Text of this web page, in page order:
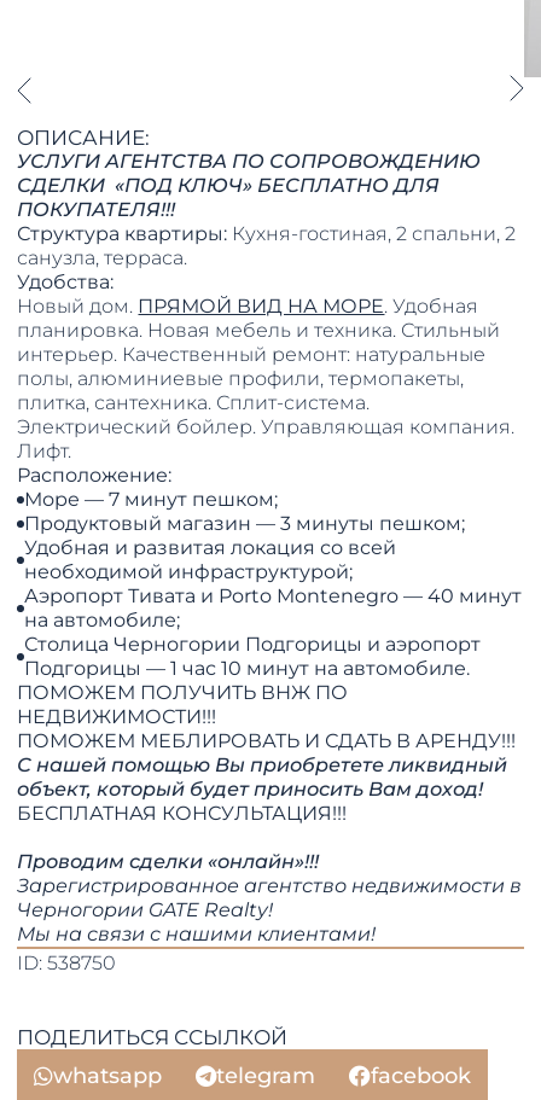
ОПИСАНИЕ:
УСЛУГИ АГЕНТСТВА ПО СОПРОВОЖДЕНИЮ
СДЕЛКИ «ПОД КЛЮЧ» БЕСПЛАТНО ДЛЯ
ПОКУПАТЕЛЯ!!!
Структура квартиры: Кухня-гостиная, 2 спальни, 2
санузла, терраса.
Удобства:
Новый дом. ПРЯМОЙ ВИД НА МОРЕ. Удобная
планировка. Новая мебель и техника. Стильный
интерьер. Качественный ремонт: натуральные
полы, алюминиевые профили, термопакеты,
плитка, сантехника. Сплит-система.
Электрический бойлер. Управляющая компания.
Лифт.
Расположение:
Море — 7 минут пешком;
Продуктовый магазин — 3 минуты пешком;
Удобная и развитая локация со всей
необходимой инфраструктурой;
Аэропорт Тивата и Porto Montenegro — 40 минут
на автомобиле;
Столица Черногории Подгорицы и аэропорт
Подгорицы — 1 час 10 минут на автомобиле.
ПОМОЖЕМ ПОЛУЧИТЬ ВНЖ ПО
НЕДВИЖИМОСТИ!!!
​​​​​​​ПОМОЖЕМ МЕБЛИРОВАТЬ И СДАТЬ В АРЕНДУ!!!
С нашей помощью Вы приобретете ликвидный
объект, который будет приносить Вам доход!
БЕСПЛАТНАЯ КОНСУЛЬТАЦИЯ!!!
Проводим сделки «онлайн»!!!
Зарегистрированное агентство недвижимости в
Черногории GATE Realty!
​​​​​​​Мы на связи с нашими клиентами!​​​​​​​​​​​​​​
ID: 538750
ПОДЕЛИТЬСЯ ССЫЛКОЙ
whatsapp telegram facebook